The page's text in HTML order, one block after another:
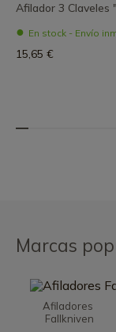
Afilador 3 Claveles
En stock - Envío
15,65 €
Marcas
Afiladores
Fallkniven